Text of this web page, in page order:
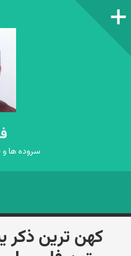
ستون‌کناری
سروده ها و
رفتن
به
کهن ترین ذکر